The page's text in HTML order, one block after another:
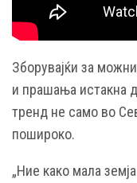
Зборувајќи за
и прашања истакна
тренд не само во
пошироко.
„Ние како мала